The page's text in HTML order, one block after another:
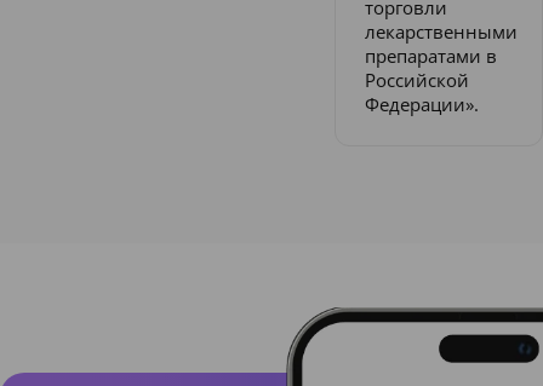
торговли
лекарственными
препаратами в
Российской
Федерации».